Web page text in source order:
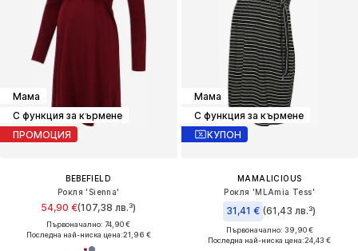
Мама
С функция за кърмене
ПРОМОЦИЯ
BEBEFIELD
Рокля 'Sienna'
54,90 €(107,38 лв.³)
Първоначално: 74,90 €
Последна най-ниска цена:21,96 €
Мама
С функция за кърмене
КУПОН
MAMALICIOUS
Рокля 'MLAmia Tess'
31,41 € (61,43 лв.³)
Първоначално: 39,90 €
Последна най-ниска цена:24,43 €